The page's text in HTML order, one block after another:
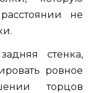
не
стенка,
ровное
торцов